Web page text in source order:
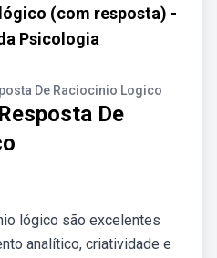
(com resposta) -
Psicologia
De Raciocinio Logico
De
lógico são excelentes
analítico, criatividade e